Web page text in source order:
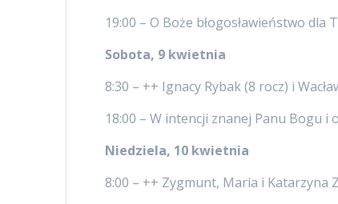
19:00 – O Boże błogosławieństwo
Sobota, 9 kwietnia
8:30 – ++ Ignacy Rybak (8 rocz) i
18:00 – W intencji znanej Panu Bogu i
Niedziela, 10 kwietnia
8:00 – ++ Zygmunt, Maria i